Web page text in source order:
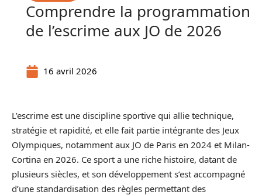
Comprendre la programmation
de l’escrime aux JO de 2026
16 avril 2026
L’escrime est une discipline sportive qui allie technique,
stratégie et rapidité, et elle fait partie intégrante des Jeux
Olympiques, notamment aux JO de Paris en 2024 et Milan-
Cortina en 2026. Ce sport a une riche histoire, datant de
plusieurs siècles, et son développement s’est accompagné
d’une standardisation des règles permettant des